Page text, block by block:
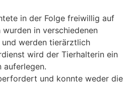
in der Folge freiwillig auf
in verschiedenen
werden tierärztlich
wird der Tierhalterin ein
auferlegen.
und konnte weder die